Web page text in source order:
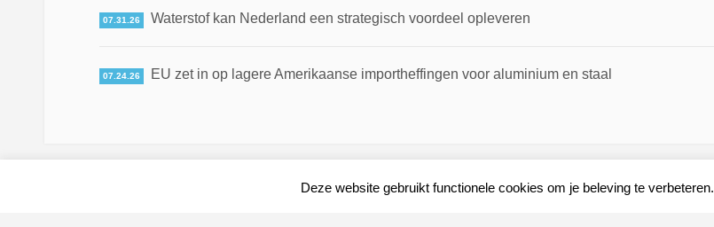
07.31.26 Waterstof kan Nederland een strategisch voordeel opleveren
07.24.26 EU zet in op lagere Amerikaanse importheffingen voor aluminium en staal
Deze website gebruikt functionele cookies om je beleving te verbeteren.